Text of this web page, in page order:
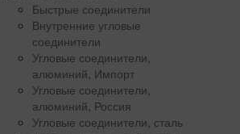
Быстрые соединители
Внутренние угловые
соединители
Угловые соединители,
алюминий, Импорт
Угловые соединители,
алюминий, Россия
Угловые соединители, сталь